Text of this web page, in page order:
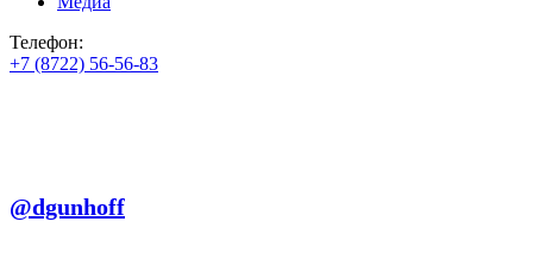
Телефон:
+7 (8722) 56-56-83
@dgunhoff